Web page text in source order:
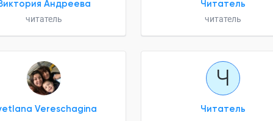
Андреева
читатель
Читатель
читатель
Vereschagina
Ч
Читатель